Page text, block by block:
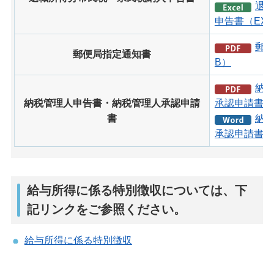
退
申告書（
郵便局指定通知書
郵
B）
納税管理人申告書・納税管理人承認申請
書
納
承認申請書
納
承認申請書
給与所得に係る特別徴収については、下
記リンクをご参照ください。
給与所得に係る特別徴収